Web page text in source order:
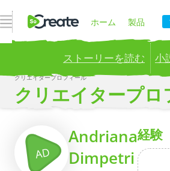
ナビゲーションを開く ホーム 製品
価格設定 ブログ
会社
ストーリーを読む 小
Publish your stories to a global
クリエイタープロフィール
クリエイタープロ
AD
Andriana
Dimpetri
経験